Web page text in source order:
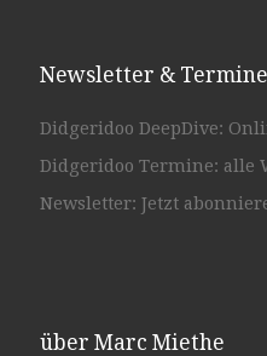
Newsletter & Termine
Didgeridoo DeepDive:
Didgeridoo Termine: alle
Newsletter: Jetzt
über Marc Miethe